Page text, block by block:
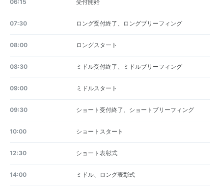
06:15 受付開始
07:30 ロング受付終了、ロングブリーフィング
08:00 ロングスタート
08:30 ミドル受付終了、ミドルブリーフィング
09:00 ミドルスタート
09:30 ショート受付終了、ショートブリーフィング
10:00 ショートスタート
12:30 ショート表彰式
14:00 ミドル、ロング表彰式